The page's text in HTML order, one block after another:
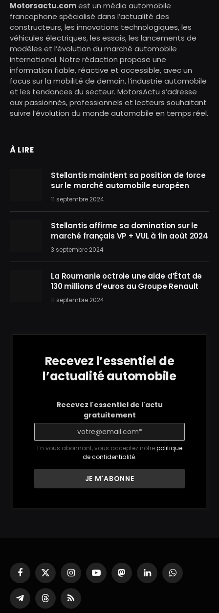
Motorsactu.comest un média automobile
francophone spécialisé dans l’actualité des
constructeurs, les innovations technologiques, les
véhicules électriques, les essais, les lancements de
modèles et l’évolution du marché automobile
international. Notre rédaction propose une
information fiable, réactive et accessible, avec un
focus sur la mobilité de demain, l’industrie automobile
et les tendances du secteur. MotorsActu s’adresse
aux passionnés, professionnels et lecteurs souhaitant
suivre l’évolution du monde automobile en temps réel.
À LIRE
Stellantis maintient sa position de force
sur le marché automobile européen
11 septembre 2024
Stellantis affirme sa domination sur le
marché français VP + VUL à fin août 2024
3 septembre 2024
La Roumanie octroie une aide d’État de
130 millions d’euros au Groupe Renault
11 septembre 2024
Recevez l’essentiel de
l’actualité automobile
Recevez l'essentiel de l'actu
gratuitement
En vous abonnant, vous acceptez notrepolitique
de confidentialité.
Facebook
X
(Twitter)
InstagramYouTubeMastodonLinkedInWhatsApp
PartagerThreadsRSS